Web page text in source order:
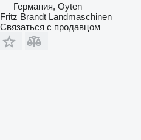
Германия, Oyten
Fritz Brandt Landmaschinen
Связаться с продавцом